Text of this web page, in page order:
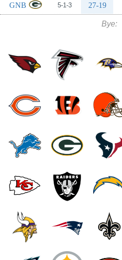
GNB
5-1-3 27-19
Bye: